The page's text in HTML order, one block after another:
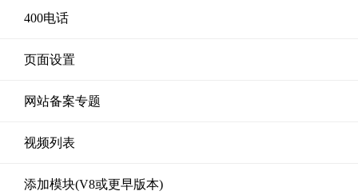
400电话
页面设置
网站备案专题
视频列表
添加模块(V8或更早版本)